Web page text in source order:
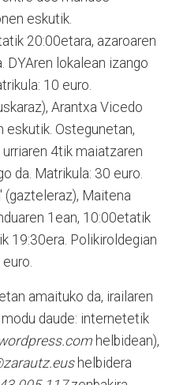
eskutik.
20:00etara, azaroaren
DYAren lokalean izango
10 euro.
Arantxa Vicedo
eskutik. Ostegunetan,
4tik maiatzaren
da. Matrikula: 30 euro.
Maitena
1ean, 10:00etatik
19:30era. Polikiroldegian
amaituko da, irailaren
daude: internetetik
helbidean),
helbidera